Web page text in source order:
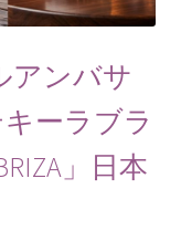
アンバサ
ーラブラ
」日本